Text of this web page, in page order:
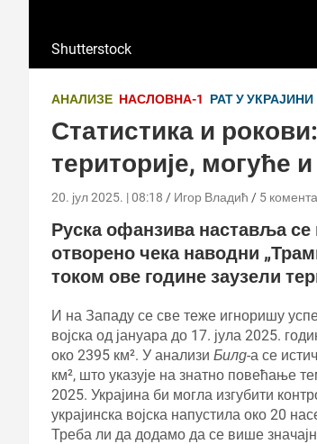
Shutterstock
АНАЛИЗЕ НАСЛОВНА-1 РАТ У УКРАЈИНИ
Статистика и
територије, могуће
20. јул 2025. | 08:18 Игор Владић 5
Руска офанзива наставља
отворено чека наводни
током ове године заузели
И на Западу се све теже игноришу
војска од јануара до 17. јула 2025.
око 2395 км². У анализи Билд-а се
км², што указује на знатно повећање
2025. Украјина би могла изгубити
украјинска војска напустила око 20
Треба ли да додамо да се више